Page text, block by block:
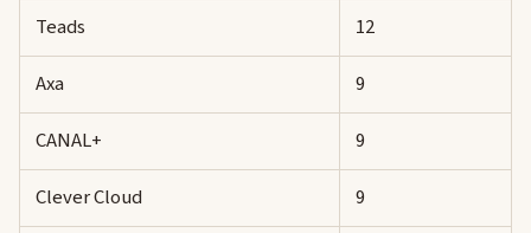
Teads
12
Axa
9
CANAL+
9
Clever Cloud
9